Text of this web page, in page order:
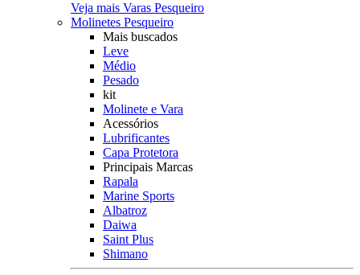
Veja mais Varas Pesqueiro
Molinetes Pesqueiro
Mais buscados
Leve
Médio
Pesado
kit
Molinete e Vara
Acessórios
Lubrificantes
Capa Protetora
Principais Marcas
Rapala
Marine Sports
Albatroz
Daiwa
Saint Plus
Shimano